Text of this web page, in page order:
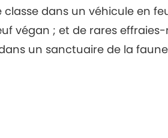
dans un véhicule en
végan ; et de rares
un sanctuaire de la